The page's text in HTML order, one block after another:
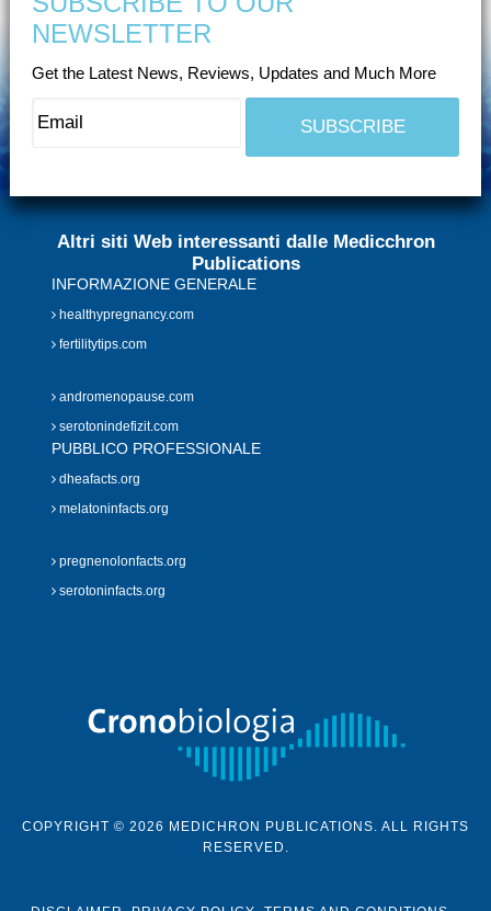
NEWSLETTER
Get the Latest News, Reviews, Updates and Much More
Altri siti Web interessanti dalle Medicchron
Publications
INFORMAZIONE GENERALE
healthypregnancy.com
fertilitytips.com
andromenopause.com
serotonindefizit.com
PUBBLICO PROFESSIONALE
dheafacts.org
melatoninfacts.org
pregnenolonfacts.org
serotoninfacts.org
COPYRIGHT © 2026 MEDICHRON PUBLICATIONS. ALL RIGHTS
RESERVED.